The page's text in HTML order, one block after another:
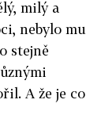
milý a
nebylo mu
stejně
A že je co